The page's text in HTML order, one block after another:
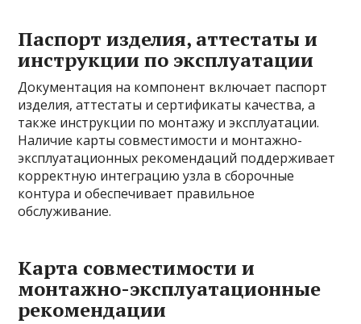
Паспорт изделия, аттестаты и
инструкции по эксплуатации
Документация на компонент включает паспорт
изделия, аттестаты и сертификаты качества, а
также инструкции по монтажу и эксплуатации.
Наличие карты совместимости и монтажно-
эксплуатационных рекомендаций поддерживает
корректную интеграцию узла в сборочные
контура и обеспечивает правильное
обслуживание.
Карта совместимости и
монтажно-эксплуатационные
рекомендации